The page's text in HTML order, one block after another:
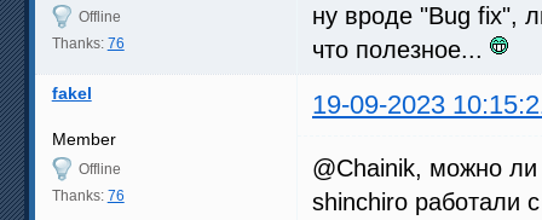
Offline
Thanks: 76
ну вроде "Bug fix",
что полезное...
fakel 19-09-2023
Member
Offline
Thanks: 76
@Chainik, можно ли
shinchiro работали